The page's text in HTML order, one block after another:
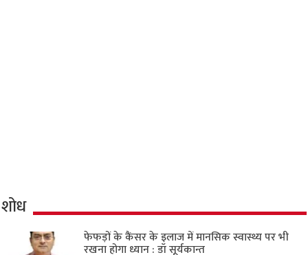
शोध
फेफड़ों के कैंसर के इलाज में मानसिक स्वास्थ्य पर भी
रखना होगा ध्यान : डॉ सूर्यकान्त